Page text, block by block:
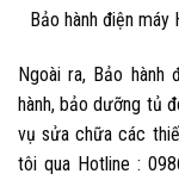
Bảo hành điện
Ngoài ra, Bảo hành
hành,bảo dưỡng tủ
vụ sửa chữa các
tôi qua Hotline :